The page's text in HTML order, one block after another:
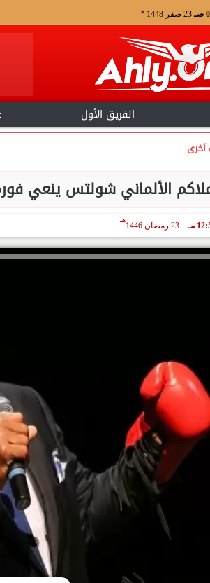
23 صفر 1448 هـ
الفريق الأول
آخرى
الألماني شولتس ينعي فورمان
مـ 23 رمضان 1446
هـ